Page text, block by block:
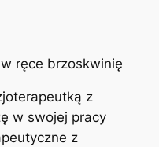
z
w swojej pracy
z